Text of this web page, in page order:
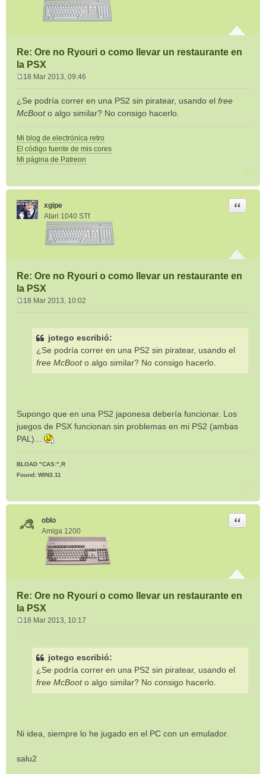
Re: Ore no Ryouri o como llevar un restaurante en
la PSX
n
s
a
j
e
18 Mar 2013, 09:46
¿Se podría correr en una PS2 sin piratear, usando el free
McBooto algo similar? No consigo hacerlo.
Mi blog de electrónica retro
El código fuente de mis cores
Mi página de Patreon
xgipe
Atari 1040 STf
Re: Ore no Ryouri o como llevar un restaurante en
la PSX
Citar
18 Mar 2013, 10:02
jotego escribió:
¿Se podría correr en una PS2 sin piratear, usando el
free McBooto algo similar? No consigo hacerlo.
Supongo que en una PS2 japonesa debería funcionar. Los
juegos de PSX funcionan sin problemas en mi PS2 (ambas
PAL)...
BLOAD "CAS:",R
Found: WIN3.11
oblo
Amiga 1200
Re: Ore no Ryouri o como llevar un restaurante en
la PSX
Citar
18 Mar 2013, 10:17
jotego escribió:
¿Se podría correr en una PS2 sin piratear, usando el
free McBooto algo similar? No consigo hacerlo.
Ni idea, siempre lo he jugado en el PC con un emulador.
salu2